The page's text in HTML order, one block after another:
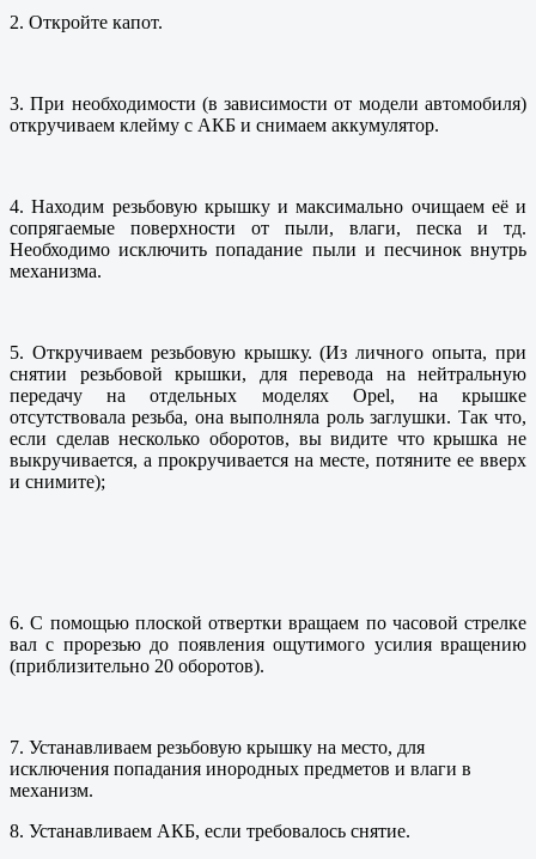
2. Откройте капот.
3. При необходимости (в зависимости от модели автомобиля)
откручиваем клейму с АКБ и снимаем аккумулятор.
4. Находим резьбовую крышку и максимально очищаем её и
сопрягаемые поверхности от пыли, влаги, песка и тд.
Необходимо исключить попадание пыли и песчинок внутрь
механизма.
5. Откручиваем резьбовую крышку. (Из личного опыта, при
снятии резьбовой крышки, для перевода на нейтральную
передачу на отдельных моделях Opel, на крышке
отсутствовала резьба, она выполняла роль заглушки. Так что,
если сделав несколько оборотов, вы видите что крышка не
выкручивается, а прокручивается на месте, потяните ее вверх
и снимите);
6. С помощью плоской отвертки вращаем по часовой стрелке
вал с прорезью до появления ощутимого усилия вращению
(приблизительно 20 оборотов).
7. Устанавливаем резьбовую крышку на место, для
исключения попадания инородных предметов и влаги в
механизм.
8. Устанавливаем АКБ, если требовалось снятие.